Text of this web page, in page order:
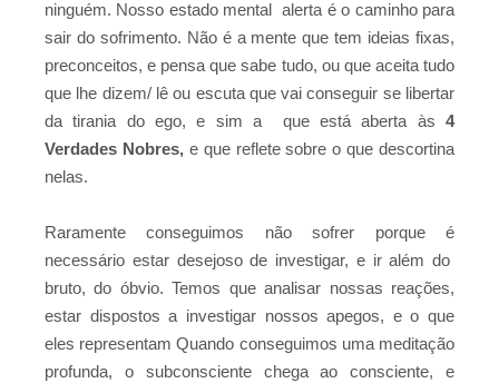
ninguém. Nosso estado mental alerta é o caminho para
sair do sofrimento. Não é a mente que tem ideias fixas,
preconceitos, e pensa que sabe tudo, ou que aceita tudo
que lhe dizem/ lê ou escuta que vai conseguir se libertar
da tirania do ego, e sim a que está aberta às 4
Verdades Nobres,e que reflete sobre o que descortina
nelas.
Raramente conseguimos não sofrer porque é
necessário estar desejoso de investigar, e ir além do
bruto, do óbvio. Temos que analisar nossas reações,
estar dispostos a investigar nossos apegos, e o que
eles representam Quando conseguimos uma meditação
profunda, o subconsciente chega ao consciente, e